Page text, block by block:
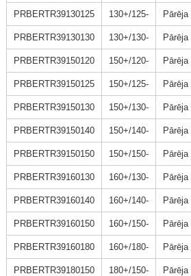
PRBERTR39130125 130+/125-
PRBERTR39130130 130+/130-
PRBERTR39150120 150+/120-
PRBERTR39150125 150+/125-
PRBERTR39150130 150+/130-
PRBERTR39150140 150+/140-
PRBERTR39150150 150+/150-
PRBERTR39160130 160+/130-
PRBERTR39160140 160+/140-
PRBERTR39160150 160+/150-
PRBERTR39160180 160+/180-
PRBERTR39180150 180+/150-